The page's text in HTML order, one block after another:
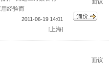
经验而
2011-06-19 14:01
[上海]
面议
面议